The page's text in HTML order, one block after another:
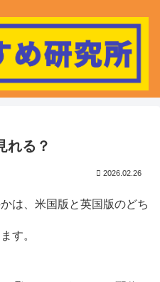
れる？
2026.02.26
は、米国版と英国版のどち
す。